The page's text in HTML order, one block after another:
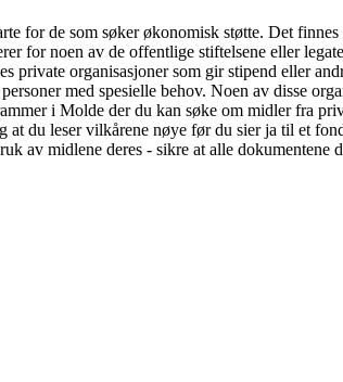
for de som søker økonomisk støtte. Det
for noen av de offentlige stiftelsene eller
private organisasjoner som gir stipend eller
med spesielle behov. Noen av disse
i Molde der du kan søke om midler fra
du leser vilkårene nøye før du sier ja til et
av midlene deres - sikre at alle dokumentene